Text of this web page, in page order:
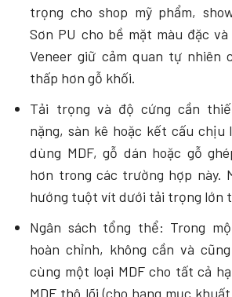
trọng cho shop mỹ phẩm,
Sơn PU cho bề mặt màu đặc
Veneer giữ cảm quan tự nhiên
thấp hơn gỗ khối.
Tải trọng và độ cứng cần
nặng, sàn kê hoặc kết cấu chịu
dùng MDF, gỗ dán hoặc gỗ
hơn trong các trường hợp này.
hướng tuột vít dưới tải trọng lớn
Ngân sách tổng thể: Trong
hoàn chỉnh, không cần và
cùng một loại MDF cho tất cả
MDF thô lõi (cho hạng mục